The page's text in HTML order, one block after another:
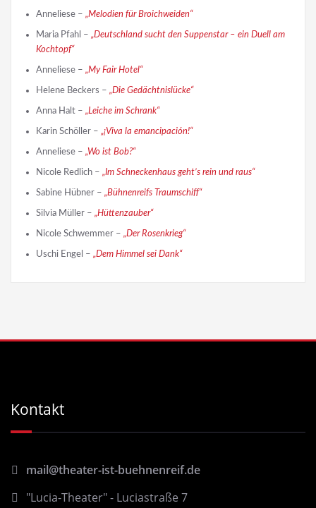
Anneliese – „Melodien für Broichweiden“
Maria Pfahl – „Deutschland sucht den Suppenstar – ein Duell am
Kochtopf“
Anneliese – „My Fair Hotel“
Helene Beckers – „Die Gedächtnislücke“
Anna Halt – „Leiche im Schrank“
Karin Schöller – „¡Viva la emancipación!“
Anneliese – „Wo ist Bob?“
Nicole Redlich – „Im Schneckenhaus geht’s rein und raus“
Sabine Hübner – „Bühnenreifs Traumschiff“
Silvia Müller – „Hüttenzauber“
Nicole Schwemmer – „Der Rosenkrieg“
Uschi Engel – „Dem Himmel sei Dank“
Kontakt
mail@theater-ist-buehnenreif.de
"Lucia-Theater" - Luciastraße 7